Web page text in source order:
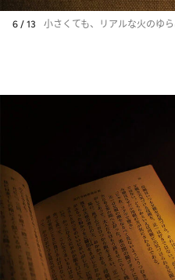
6 / 13 小さくても、リアルな火のゆ